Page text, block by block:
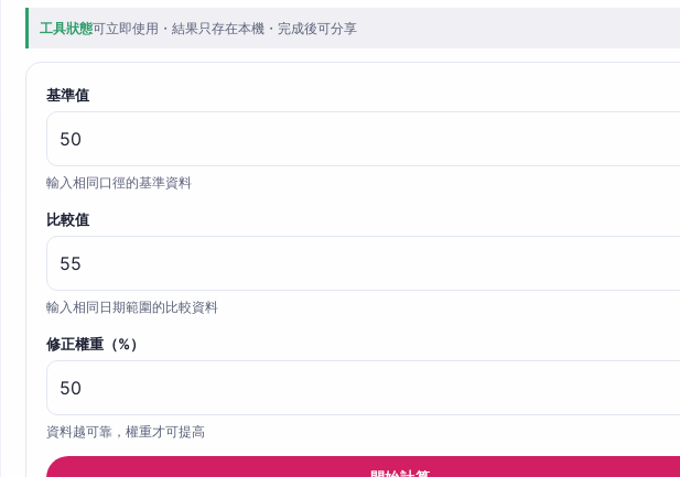
工具狀態可立即使用・結果只存在本機・完成後可分享
基準值
輸入相同口徑的基準資料
比較值
輸入相同日期範圍的比較資料
修正權重（%）
資料越可靠，權重才可提高